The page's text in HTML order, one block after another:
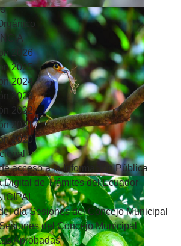
2026
2025
2024
2023
2022
2021
2020
acceso a la Información Pública
Digital de Trámites del Ecuador
día Sesiones del Concejo Municipal
del Concejo Municipal
Aprobadas